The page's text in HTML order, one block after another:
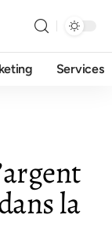
Services
la